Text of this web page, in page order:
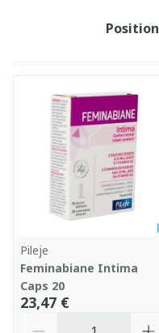
Trier par:
Pileje
Feminabiane Intima
Caps 20
23,47 €